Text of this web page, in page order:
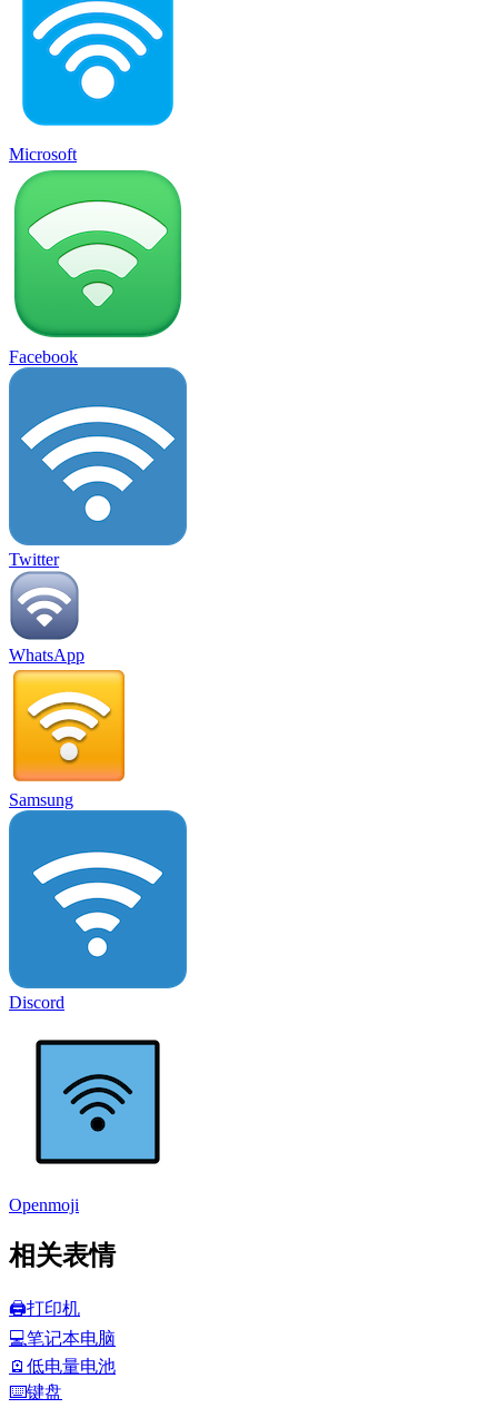
Microsoft
Facebook
Twitter
WhatsApp
Samsung
Discord
Openmoji
相关表情
🖨️打印机
💻笔记本电脑
🪫 低电量电池
⌨️键盘